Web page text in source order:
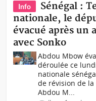
Info
Sénégal :
nationale, le
évacué après
avec Sonko
Abdou Mbow
déroulée ce
nationale
de révision de
Abdou M...